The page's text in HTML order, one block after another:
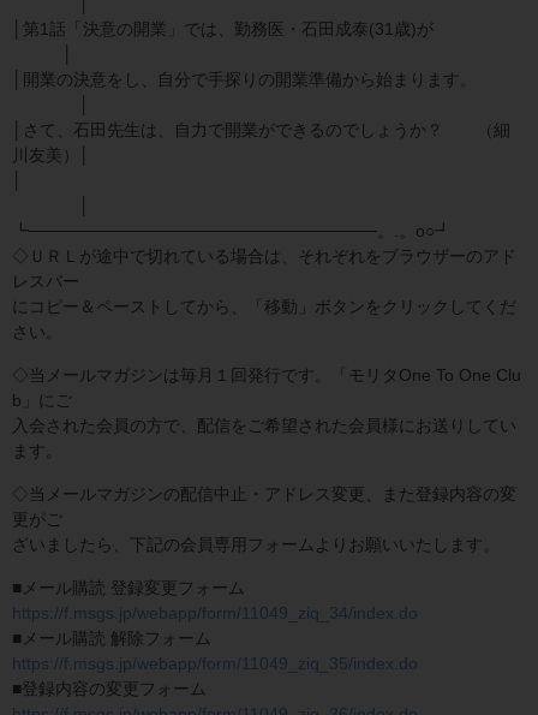
│第1話「決意の開業」では、勤務医・石田成泰(31歳)が
│開業の決意をし、自分で手探りの開業準備から始まります。
│さて、石田先生は、自力で開業ができるのでしょうか？ （細
川友美）│
┗─────────────────────────────。.。o○┛
◇ＵＲＬが途中で切れている場合は、それぞれをブラウザーのアド
レスバー
にコピー＆ペーストしてから、「移動」ボタンをクリックしてくだ
さい。
◇当メールマガジンは毎月１回発行です。「モリタOne To One Clu
b」にご
入会された会員の方で、配信をご希望された会員様にお送りしてい
ます。
◇当メールマガジンの配信中止・アドレス変更、また登録内容の変
更がご
ざいましたら、下記の会員専用フォームよりお願いいたします。
■メール購読 登録変更フォーム
https://f.msgs.jp/webapp/form/11049_ziq_34/index.do
■メール購読 解除フォーム
https://f.msgs.jp/webapp/form/11049_ziq_35/index.do
■登録内容の変更フォーム